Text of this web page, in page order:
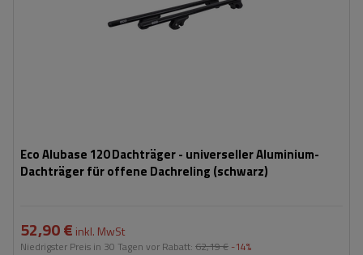
Eco Alubase 120 Dachträger - universeller Aluminium-
Dachträger für offene Dachreling (schwarz)
52,90 € inkl. MwSt
Niedrigster Preis in 30 Tagen vor Rabatt: 62,19 € -14%